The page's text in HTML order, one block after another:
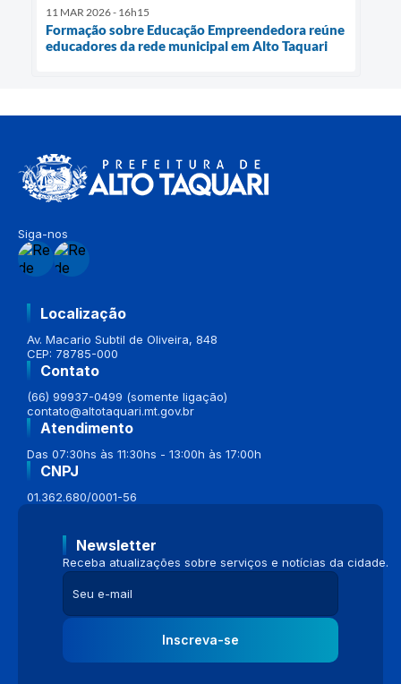
11 MAR 2026 - 16h15
Formação sobre Educação Empreendedora reúne
educadores da rede municipal em Alto Taquari
Siga-nos
Localização
Av. Macario Subtil de Oliveira, 848
CEP: 78785-000
Contato
(66) 99937-0499 (somente ligação)
contato@altotaquari.mt.gov.br
Atendimento
Das 07:30hs às 11:30hs - 13:00h às 17:00h
CNPJ
01.362.680/0001-56
Newsletter
Receba atualizações sobre serviços e notícias da cidade.
Inscreva-se